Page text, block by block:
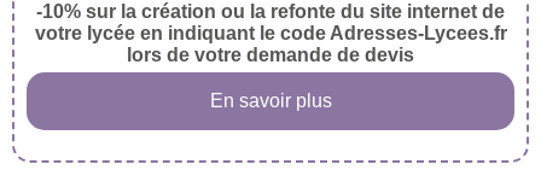
-10% sur la création ou la refonte du site internet de
votre lycée en indiquant le code Adresses-Lycees.fr
lors de votre demande de devis
En savoir plus